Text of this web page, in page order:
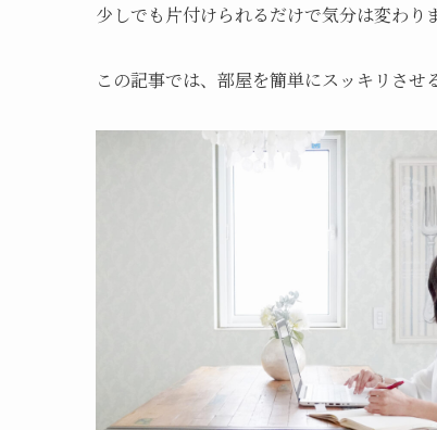
少しでも片付けられるだけで気分は変わり
この記事では、部屋を簡単にスッキリさせ